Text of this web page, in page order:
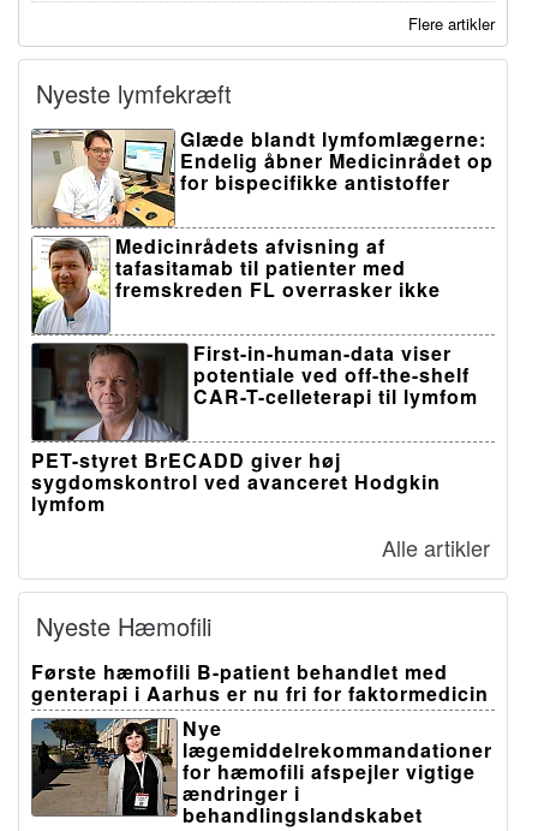
Flere artikler
Nyeste lymfekræft
Glæde blandt lymfomlægerne:
Endelig åbner Medicinrådet op
for bispecifikke antistoffer
Medicinrådets afvisning af
tafasitamab til patienter med
fremskreden FL overrasker ikke
First-in-human-data viser
potentiale ved off-the-shelf
CAR-T-celleterapi til lymfom
PET-styret BrECADD giver høj
sygdomskontrol ved avanceret Hodgkin
lymfom
Alle artikler
Nyeste Hæmofili
Første hæmofili B-patient behandlet med
genterapi i Aarhus er nu fri for faktormedicin
Nye
lægemiddelrekommandationer
for hæmofili afspejler vigtige
ændringer i
behandlingslandskabet